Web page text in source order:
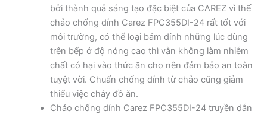
bởi thành quả sáng tạo đặc biệt của CAREZ vì thế
chảo chống dính Carez FPC355DI-24 rất tốt với
môi trường, có thể loại bám dính những lúc dùng
trên bếp ở độ nóng cao thì vẫn không làm nhiễm
chất có hại vào thức ăn cho nên đảm bảo an toàn
tuyệt vời. Chuẩn chống dính từ chảo cũng giảm
thiểu việc cháy đồ ăn.
Chảo chống dính Carez FPC355DI-24 truyền dẫn